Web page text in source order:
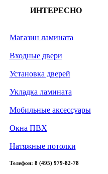
ИНТЕРЕСНО
Магазин ламината
Входные двери
Установка дверей
Укладка ламината
Мобильные аксессуары
Окна ПВХ
Натяжные потолки
Телефон: 8 (495) 979-82-78